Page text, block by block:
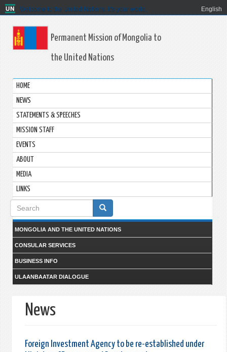
Welcome to the United Nations. It's your world. English
Permanent Mission of Mongolia to
the United Nations
HOME
NEWS
STATEMENTS & SPEECHES
MISSION STAFF
EVENTS
ABOUT
MEDIA
LINKS
Search
form
MONGOLIA AND THE UNITED NATIONS
CONSULAR SERVICES
BUSINESS INFO
ULAANBAATAR DIALOGUE
News
Foreign Investment Agency to be re-established under